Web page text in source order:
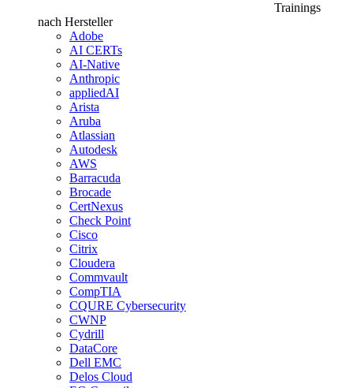
Trainings
nach Hersteller
Adobe
AI CERTs
AI-Native
Anthropic
appliedAI
Arista
Aruba
Atlassian
Autodesk
AWS
Barracuda
Brocade
CertNexus
Check Point
Cisco
Citrix
Cloudera
Commvault
CompTIA
CQURE Cybersecurity
CWNP
Cydrill
DataCore
Dell EMC
Delos Cloud